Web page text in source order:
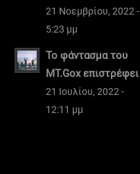
21 Νοεμβρίου, 2022 -
5:23 μμ
Το φάντασμα του
MT.Gox επιστρέφει
21 Ιουλίου, 2022 -
12:11 μμ